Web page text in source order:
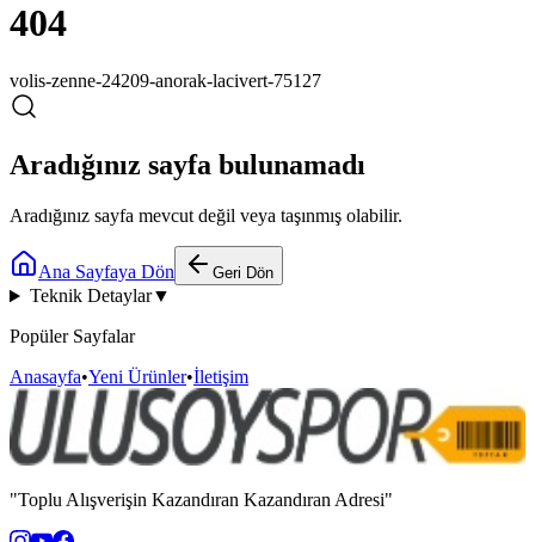
404
volis-zenne-24209-anorak-lacivert-75127
Aradığınız sayfa bulunamadı
Aradığınız sayfa mevcut değil veya taşınmış olabilir.
Ana Sayfaya Dön Geri Dön
Teknik Detaylar▼
Popüler Sayfalar
Anasayfa•Yeni Ürünler•İletişim
"Toplu Alışverişin Kazandıran Kazandıran Adresi"